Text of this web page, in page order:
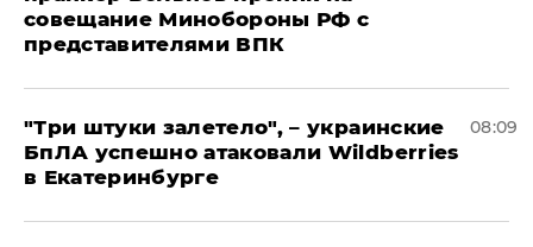
совещание Минобороны РФ с
представителями ВПК
"Три штуки залетело", – украинские
БпЛА успешно атаковали Wildberries
в Екатеринбурге
08:09